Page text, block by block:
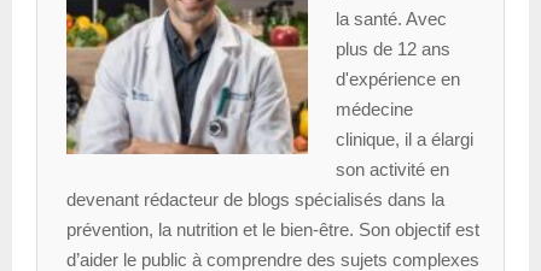
la santé. Avec
plus de 12 ans
d'expérience en
médecine
clinique, il a élargi
son activité en
devenant rédacteur de blogs spécialisés dans la
prévention, la nutrition et le bien-être. Son objectif est
d’aider le public à comprendre des sujets complexes